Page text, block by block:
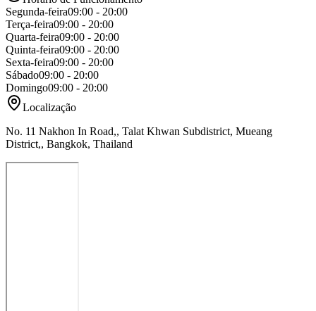
Segunda-feira09:00 - 20:00
Terça-feira09:00 - 20:00
Quarta-feira09:00 - 20:00
Quinta-feira09:00 - 20:00
Sexta-feira09:00 - 20:00
Sábado09:00 - 20:00
Domingo09:00 - 20:00
Localização
No. 11 Nakhon In Road,, Talat Khwan Subdistrict, Mueang
District,, Bangkok, Thailand